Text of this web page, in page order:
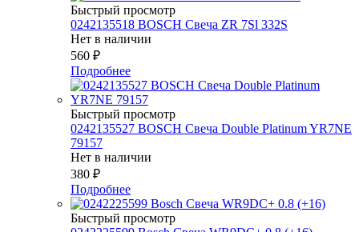
Быстрый просмотр
0242135518 BOSCH Свеча ZR 7Sl 332S
Нет в наличии
560 ₽
Подробнее
Быстрый просмотр
0242135527 BOSСH Свеча Double Platinum YR7NE
79157
Нет в наличии
380 ₽
Подробнее
Быстрый просмотр